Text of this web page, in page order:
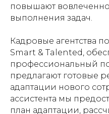
повышают
выполнения задач.
Кадровые агентства
Smart & Talented,
профессиональный
предлагают готовые
адаптации нового
ассистента мы
план адаптации,